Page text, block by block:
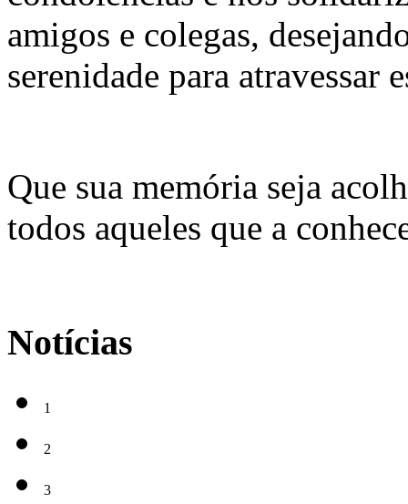
amigos e colegas,
serenidade para atravessar
Que sua memória seja
todos aqueles que a
Notícias
1
2
3